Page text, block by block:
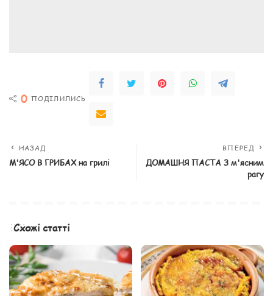
0 ПОДІЛИЛИСЬ
НАЗАД
М'ЯСО В ГРИБАХ на грилі
ВПЕРЕД
ДОМАШНЯ ПАСТА З м'ясним
рагу
Схожі статті